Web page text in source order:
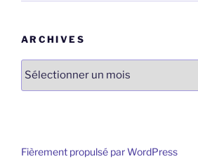
ARCHIVES
Archives
Fièrement propulsé par WordPress